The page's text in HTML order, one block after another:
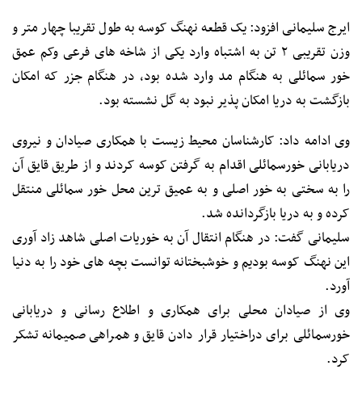
ایرج سلیمانی افزود: یک قطعه نهنگ کوسه به طول تقریبا چهار متر و
وزن تقریبی ۲ تن به اشتباه وارد یکی از شاخه های فرعی وکم عمق
خور سمائلی به هنگام مد وارد شده بود، در هنگام جزر که امکان
بازگشت به دریا امکان پذیر نبود به گل نشسته بود.
وی ادامه داد: کارشناسان محیط زیست با همکاری صیادان و نیروی
دریابانی خورسمائلی اقدام به گرفتن کوسه کردند و از طریق قایق آن
را به سختی به خور اصلی و به عمیق ترین محل خور سمائلی منتقل
کرده و به دریا بازگردانده شد.
سلیمانی گفت: در هنگام انتقال آن به خوریات اصلی شاهد زاد آوری
این نهنگ کوسه بودیم و خوشبختانه توانست بچه های خود را به دنیا
آورد.
وی از صیادان محلی برای همکاری و اطلاع رسانی و دریابانی
خورسمائلی برای دراختیار قرار دادن قایق و همراهی صمیمانه تشکر
کرد.